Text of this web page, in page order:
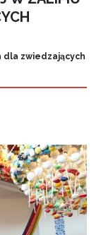
dla zwiedzających